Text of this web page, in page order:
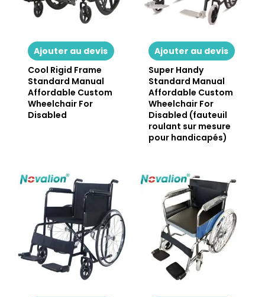
Ajouter au devis
Cool Rigid Frame
Standard Manual
Affordable Custom
Wheelchair For
Disabled
Ajouter au devis
Super Handy
Standard Manual
Affordable Custom
Wheelchair For
Disabled (fauteuil
roulant sur mesure
pour handicapés)